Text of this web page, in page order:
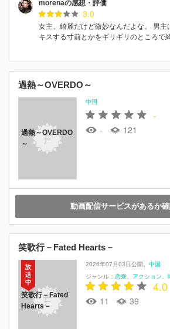
morenaの感想・評価
3.0
女主、綺麗だけど微妙なんだよな。 男主
キスする寸前とかをギリギリのところで
過熱～OVERDO～
過熱～OVERDO
～
中国
-
- 121
動画配信サービスがあるか
笑歌行－Fated Hearts－
笑歌行－Fated
Hearts－
2026年07月03日公開
中国
ジャンル： 恋愛 アクション
4.0
11 39